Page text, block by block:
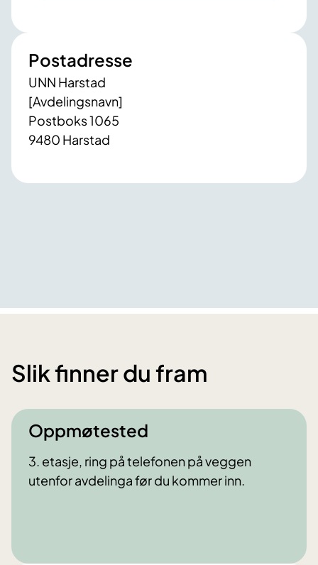
Postadresse
UNN Harstad
[Avdelingsnavn]
Postboks 1065
9480 Harstad
Slik finner du fram
Oppmøtested
3. etasje, ring på telefonen på veggen
utenfor avdelinga før du kommer inn.